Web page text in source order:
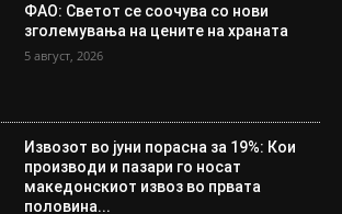
ФАО: Светот се соочува со нови
зголемувања на цените на храната
5 август, 2026
Извозот во јуни порасна за 19%: Кои
производи и пазари го носат
македонскиот извоз во првата
половина...